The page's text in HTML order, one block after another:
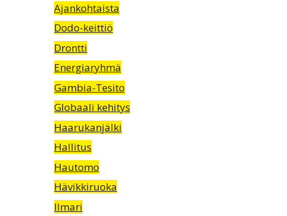
Ajankohtaista
Dodo-keittiö
Drontti
Energiaryhmä
Gambia-Tesito
Globaali kehitys
Haarukanjälki
Hallitus
Hautomo
Hävikkiruoka
Ilmari